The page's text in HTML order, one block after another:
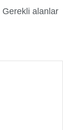
Gerekli alanlar